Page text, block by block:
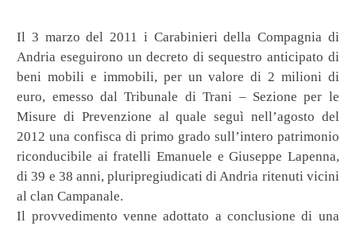
Il 3 marzo del 2011 i Carabinieri della Compagnia di
Andria eseguirono un decreto di sequestro anticipato di
beni mobili e immobili, per un valore di 2 milioni di
euro, emesso dal Tribunale di Trani – Sezione per le
Misure di Prevenzione al quale seguì nell’agosto del
2012 una confisca di primo grado sull’intero patrimonio
riconducibile ai fratelli Emanuele e Giuseppe Lapenna,
di 39 e 38 anni, pluripregiudicati di Andria ritenuti vicini
al clan Campanale.
Il provvedimento venne adottato a conclusione di una